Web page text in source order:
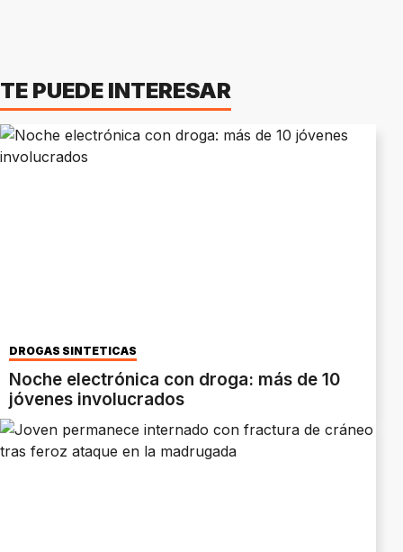
TE PUEDE INTERESAR
DROGAS SINTETICAS
Noche electrónica con droga: más de 10
jóvenes involucrados